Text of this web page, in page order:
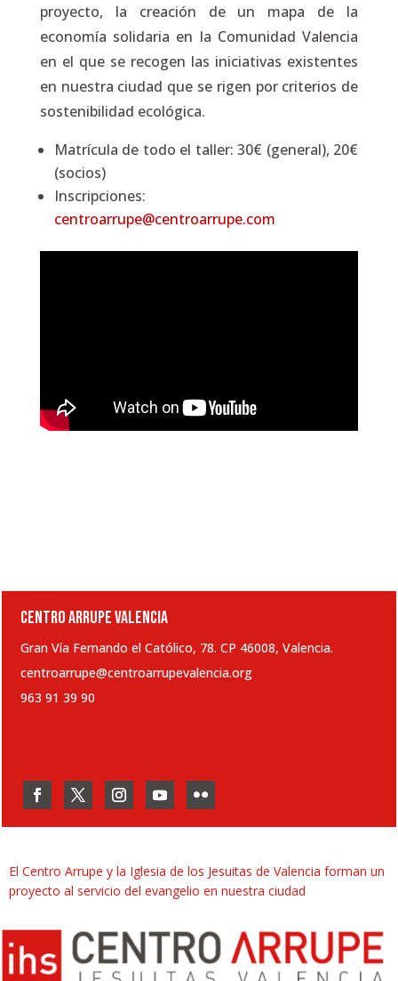
proyecto, la creación de un mapa de la
economía solidaria en la Comunidad Valencia
en el que se recogen las iniciativas existentes
en nuestra ciudad que se rigen por criterios de
sostenibilidad ecológica.
Matrícula de todo el taller: 30€ (general), 20€
(socios)
Inscripciones:
centroarrupe@centroarrupe.com
CENTRO ARRUPE VALENCIA
Gran Vía Fernando el Católico, 78. CP 46008, Valencia.
centroarrupe@centroarrupevalencia.org
963 91 39 90
El Centro Arrupe y la Iglesia de los Jesuitas de Valencia forman un
proyecto al servicio del evangelio en nuestra ciudad